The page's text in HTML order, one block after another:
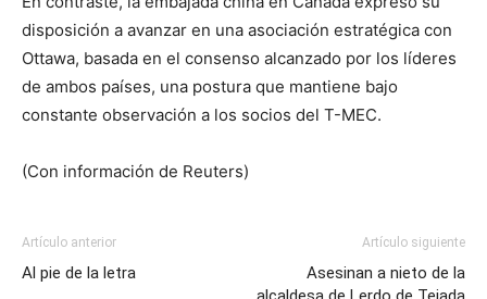
disposición a avanzar en una asociación estratégica con
Ottawa, basada en el consenso alcanzado por los líderes
de ambos países, una postura que mantiene bajo
constante observación a los socios del T-MEC.
(Con información de Reuters)
Artículo anterior
Al pie de la letra
Artículo siguiente
Asesinan a nieto de la